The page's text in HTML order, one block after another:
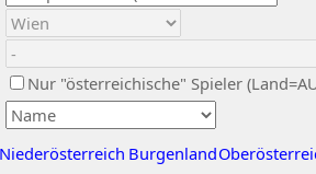
Nur "österreichische" Spieler
Niederösterreich Burgenland